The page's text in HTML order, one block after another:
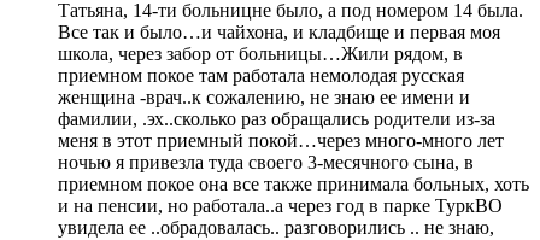
Татьяна, 14-ти больницне было, а под номером 14 была.
Все так и было…и чайхона, и кладбище и первая моя
школа, через забор от больницы…Жили рядом, в
приемном покое там работала немолодая русская
женщина -врач..к сожалению, не знаю ее имени и
фамилии, .эх..сколько раз обращались родители из-за
меня в этот приемный покой…через много-много лет
ночью я привезла туда своего 3-месячного сына, в
приемном покое она все также принимала больных, хоть
и на пенсии, но работала..а через год в парке ТуркВО
увидела ее ..обрадовалась.. разговорились .. не знаю,